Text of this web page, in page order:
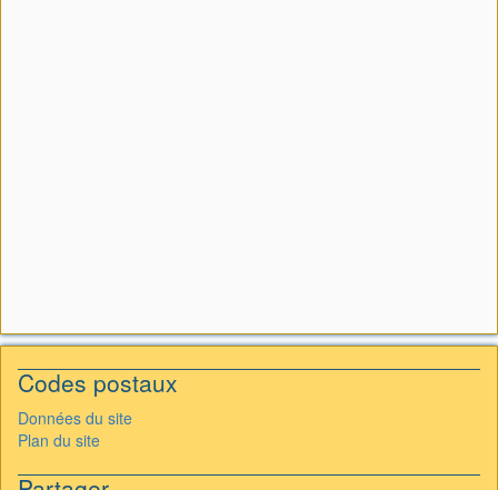
Codes postaux
Données du site
Plan du site